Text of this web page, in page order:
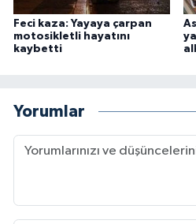
Feci kaza: Yayaya çarpan
motosikletli hayatını
kaybetti
Yorumlar